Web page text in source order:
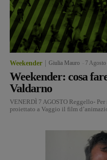
Weekender Giulia Mauro 7
Weekender: cosa
Valdarno
VENERDÌ 7 AGOSTO Reggello-
proiettato a Vaggio il film